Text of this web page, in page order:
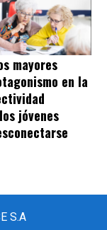
mayores
en la
jóvenes
S.A